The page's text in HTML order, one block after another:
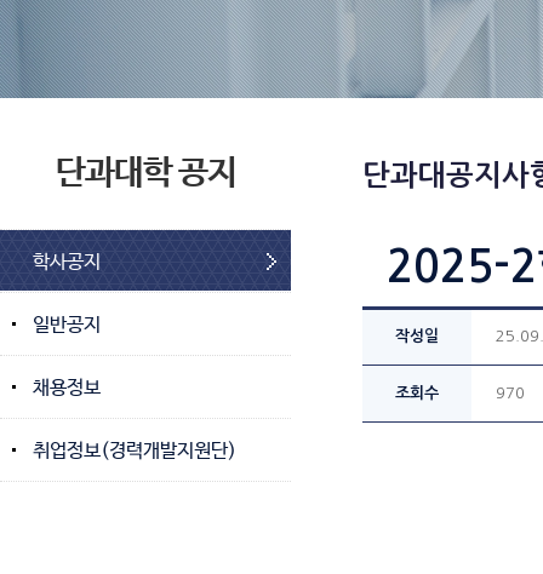
단과대학 공지
학사공지
일반공지
채용정보
취업정보(경력개발지원단)
단과대공지사
2025-2
작성일
조회수 970